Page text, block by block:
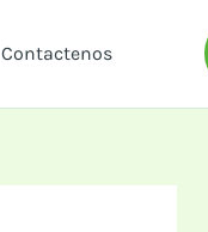
Contactenos